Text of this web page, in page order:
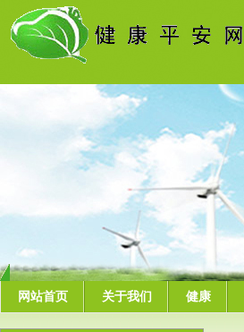
网站首页 关于我们 健康